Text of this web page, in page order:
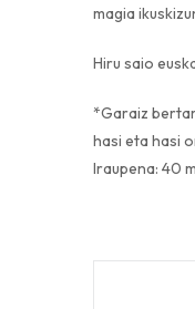
magia
Hiru saio
*Garaiz
hasi eta hasi
Iraupena: 40